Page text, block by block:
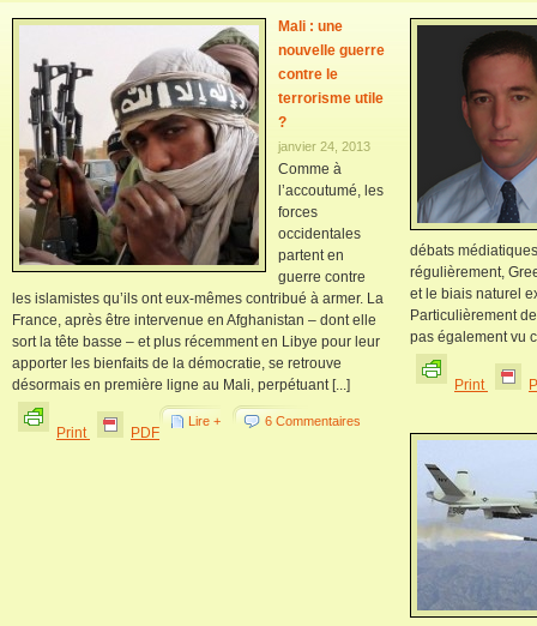
Mali : une
nouvelle guerre
contre le
terrorisme utile
?
janvier 24, 2013
Comme à
l’accoutumé, les
forces
occidentales
partent en
guerre contre
les islamistes qu’ils ont eux-mêmes contribué à armer. La
France, après être intervenue en Afghanistan – dont elle
sort la tête basse – et plus récemment en Libye pour leur
apporter les bienfaits de la démocratie, se retrouve
désormais en première ligne au Mali, perpétuant [...]
Print PDF
Lire + 6 Commentaires
débats
régulièrement,
et le biais naturel
Particulièrement
pas également vu
Print